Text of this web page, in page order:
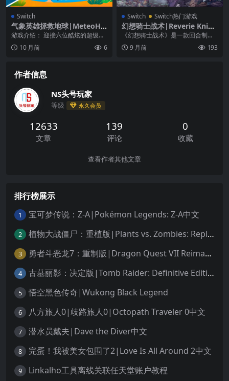
Switch
气象英雄拯救地球|MeteoHe
roes Saving Planet Earth
游戏介绍： 迎接六位酷炫的超级英
雄小朋友，他们在这里拯救地球！
无论何时何地，您...
10 月前 6
Switch Switch热门游戏
幻想骑士战术|Reverie Knigh
ts Tactics中文
《幻想骑士战术》是一款回合制战
术 RPG 游戏，你将在等距网格中进
行战斗，每一个...
9 月前 193
作者信息
NS头号玩家
等级 永久会员
12633
文章
139
评论
0
收藏
查看作者其他文章
排行榜展示
1 宝可梦传说：Z-A|Pokémon Legends: Z-A中文
2 植物大战僵尸：重植版|Plants vs. Zombies: Replanted中文
3 勇者斗恶龙7：重制版|Dragon Quest VII Reimagined中文
4 古墓丽影：决定版|Tomb Raider: Definitive Edition中文
5 悟空黑色传奇|Wukong Black Legend
6 八方旅人0|歧路旅人0|Octopath Traveler 0中文
7 潜水员戴夫|Dave the Diver中文
8 完蛋！我被美女包围了2|Love Is All Around 2中文
9 Linkalho工具离线关联任天堂账户教程